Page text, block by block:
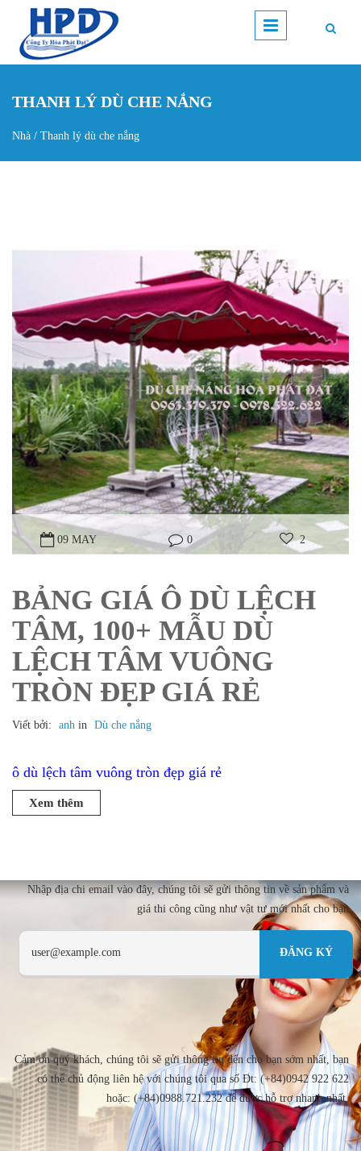
Nhảy đến nội dung
THANH LÝ DÙ CHE NẮNG
Nhà / Thanh lý dù che nắng
09 MAY 0 2
BẢNG GIÁ Ô DÙ LỆCH
TÂM, 100+ MẪU DÙ
LỆCH TÂM VUÔNG
TRÒN ĐẸP GIÁ RẺ
Viết bởi: anh in Dù che nắng
ô dù lệch tâm vuông tròn đẹp giá rẻ
Xem thêm
Nhập địa chi email vào đây, chúng tôi sẽ gửi thông tin về sản phẩm và
giá thi công cũng như vật tư mới nhất cho bạn
Cảm ơn quý khách, chúng tôi sẽ gửi thông tin đến cho bạn sớm nhất, bạn
có thể chủ động liên hệ với chúng tôi qua số Đt: (+84)0942 922 622
hoặc: (+84)0988.721.232 để được hỗ trợ nhanh nhất.